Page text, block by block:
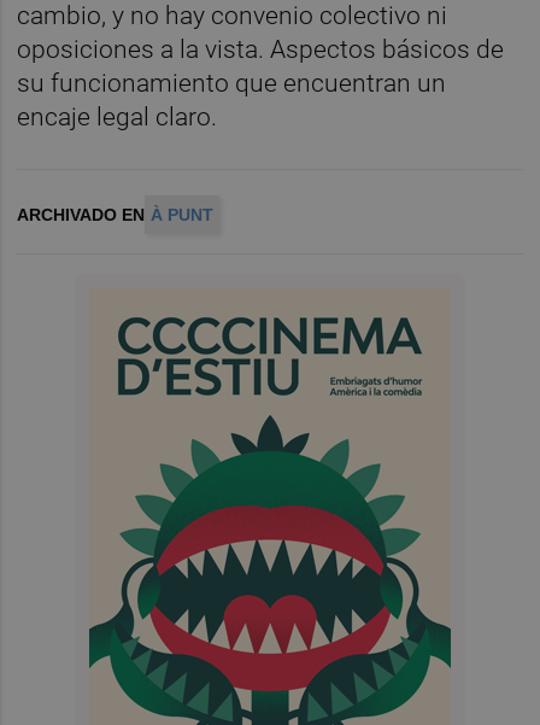
cambio, y no hay convenio colectivo ni
oposiciones a la vista. Aspectos básicos de
su funcionamiento que encuentran un
encaje legal claro.
ARCHIVADO EN À PUNT